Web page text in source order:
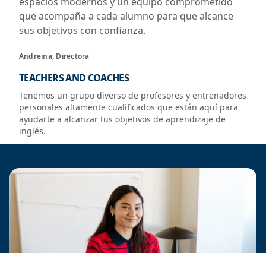
que acompaña a cada alumno para que alcance
sus objetivos con confianza.
Andreina, Directora
TEACHERS AND COACHES
Tenemos un grupo diverso de profesores y entrenadores
personales altamente cualificados que están aquí para
ayudarte a alcanzar tus objetivos de aprendizaje de
inglés.